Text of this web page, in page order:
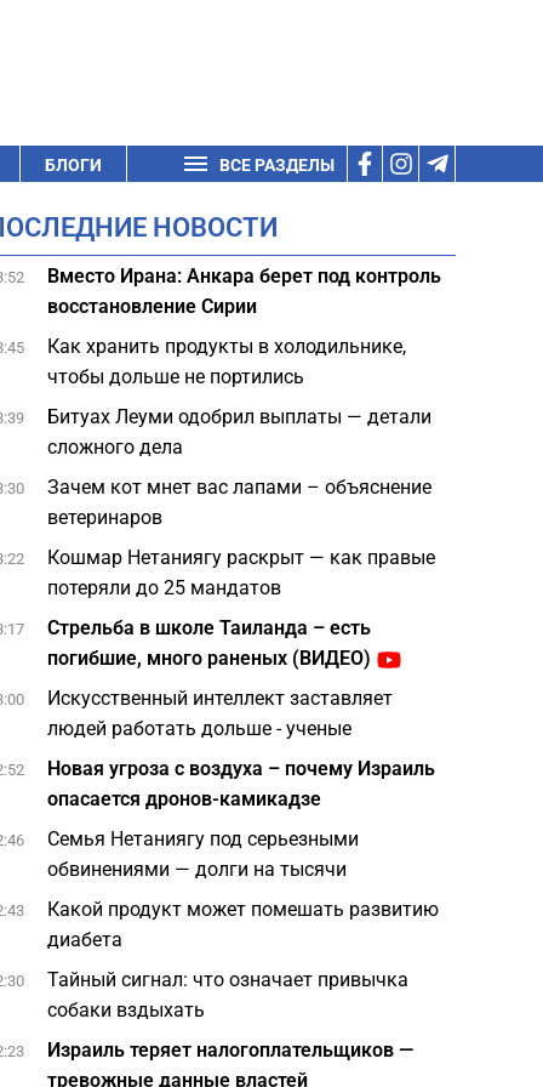
БЛОГИ ВСЕ РАЗДЕЛЫ
НОВОСТИ
Вместо Ирана: Анкара берет под контроль
восстановление Сирии
Как хранить продукты в холодильнике,
чтобы дольше не портились
Битуах Леуми одобрил выплаты — детали
сложного дела
Зачем кот мнет вас лапами – объяснение
ветеринаров
Кошмар Нетаниягу раскрыт — как правые
потеряли до 25 мандатов
Стрельба в школе Таиланда – есть
погибшие, много раненых (ВИДЕО)
Искусственный интеллект заставляет
людей работать дольше - ученые
Новая угроза с воздуха – почему Израиль
опасается дронов-камикадзе
Семья Нетаниягу под серьезными
обвинениями — долги на тысячи
Какой продукт может помешать развитию
диабета
Тайный сигнал: что означает привычка
собаки вздыхать
Израиль теряет налогоплательщиков —
тревожные данные властей